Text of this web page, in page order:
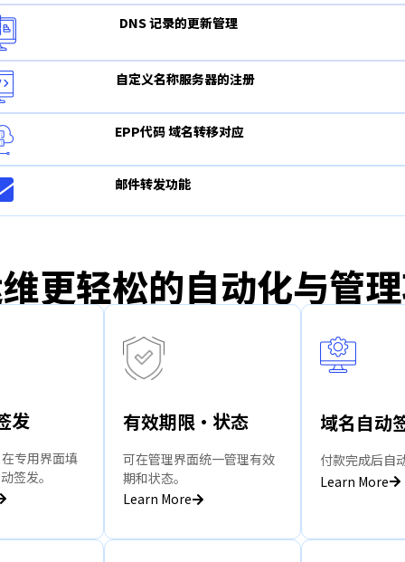
DNS 记录的更新管理
自定义名称服务器的注册
EPP代码 域名转移对应
邮件转发功能
更轻松的自动化与管
发
专用界面填
签发。
有效期限・状态
可在管理界面统一管理有效
期和状态。
Learn More
域名自动
付款完成后自
Learn More